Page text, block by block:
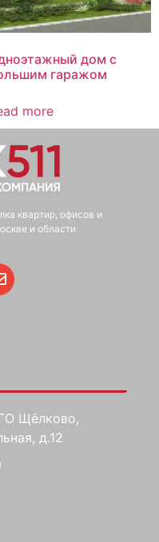
дом с
гаражом
more
квартир, офисов и
и области
Щёлково,
д.12